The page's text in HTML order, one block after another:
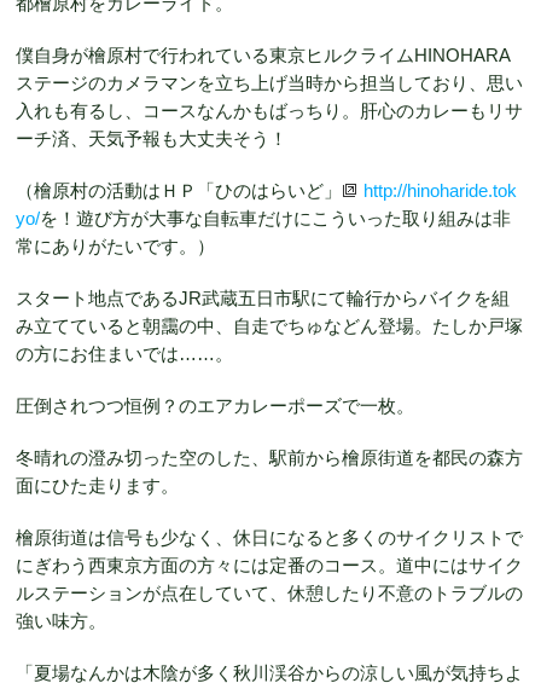
僕自身が檜原村で行われている東京ヒルクライムHINOHARA
ステージのカメラマンを立ち上げ当時から担当しており、思い
入れも有るし、コースなんかもばっちり。肝心のカレーもリサ
ーチ済、天気予報も大丈夫そう！
（檜原村の活動はＨＰ「ひのはらいど」
http://hinoharide.tok
yo/を！遊び方が大事な自転車だけにこういった取り組みは非
常にありがたいです。）
スタート地点であるJR武蔵五日市駅にて輪行からバイクを組
み立てていると朝靄の中、自走でちゅなどん登場。たしか戸塚
の方にお住まいでは……。
圧倒されつつ恒例？のエアカレーポーズで一枚。
冬晴れの澄み切った空のした、駅前から檜原街道を都民の森方
面にひた走ります。
檜原街道は信号も少なく、休日になると多くのサイクリストで
にぎわう西東京方面の方々には定番のコース。道中にはサイク
ルステーションが点在していて、休憩したり不意のトラブルの
強い味方。
「夏場なんかは木陰が多く秋川渓谷からの涼しい風が気持ちよ